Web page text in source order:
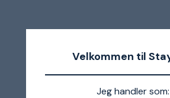
Velkommen til
Jeg handler som: